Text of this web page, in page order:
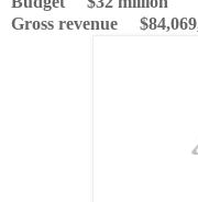
Gross revenue